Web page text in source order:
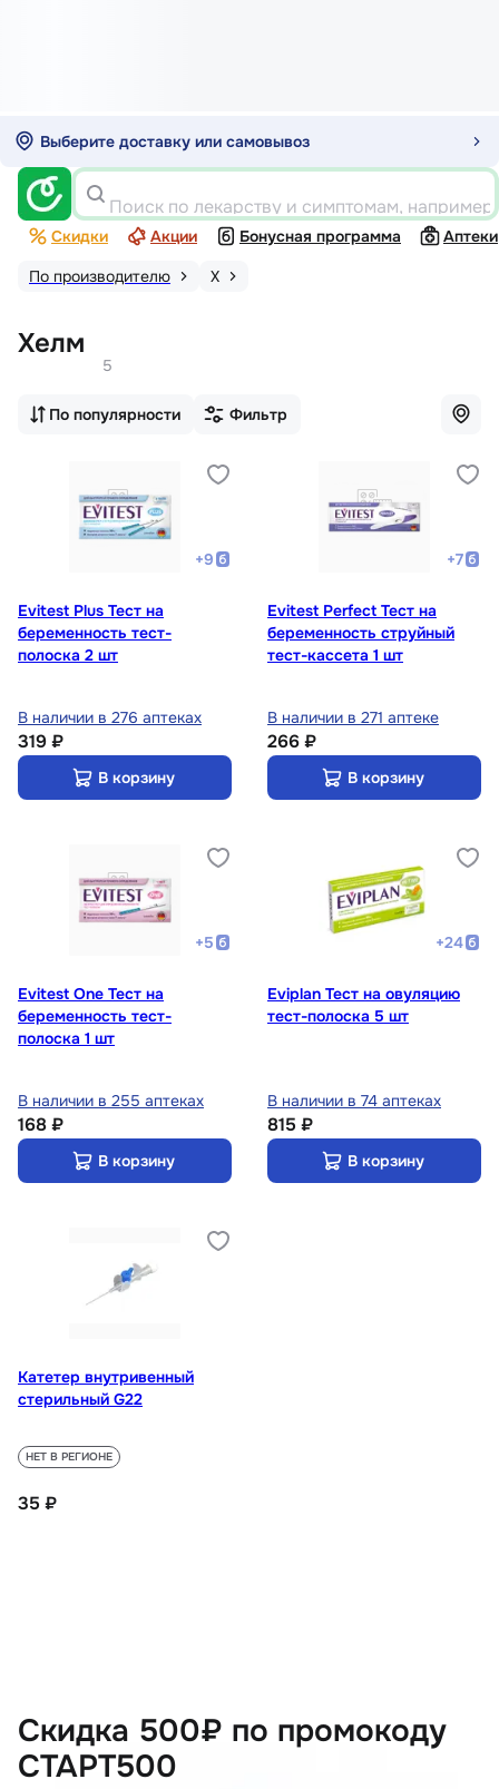
Выберите доставку или самовывоз
Поиск по лекарству и симптомам,
Скидки Акции Бонусная программа
Аптеки
По производителю
Х
Хелм
5
По популярности Фильтр
+9
Evitest Plus Тест на
беременность тест-
полоска 2 шт
В наличии в 276 аптеках
319 ₽
В корзину
+7
Evitest Perfeсt Тест на
беременность струйный
тест-кассета 1 шт
В наличии в 271 аптеке
266 ₽
В корзину
+5
Evitest One Тест на
беременность тест-
полоска 1 шт
В наличии в 255 аптеках
168 ₽
В корзину
+24
Eviplan Тест на овуляцию
тест-полоска 5 шт
В наличии в 74 аптеках
815 ₽
В корзину
Катетер внутривенный
стерильный G22
НЕТ В РЕГИОНЕ
35 ₽
Скидка 500₽ по промокоду
СТАРТ500